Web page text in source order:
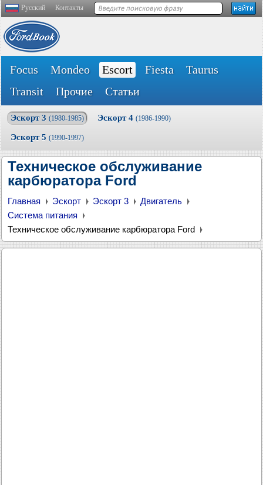
Русский Контакты
Focus Mondeo Escort Fiesta
Taurus
Transit
Прочие Статьи
Эскорт 3 (1980-1985) Эскорт 4 (1986-1990)
Эскорт 5 (1990-1997)
Техническое обслуживание
карбюратора Ford
Главная Эскорт Эскорт 3
Двигатель
Система питания
Техническое обслуживание карбюратора Ford